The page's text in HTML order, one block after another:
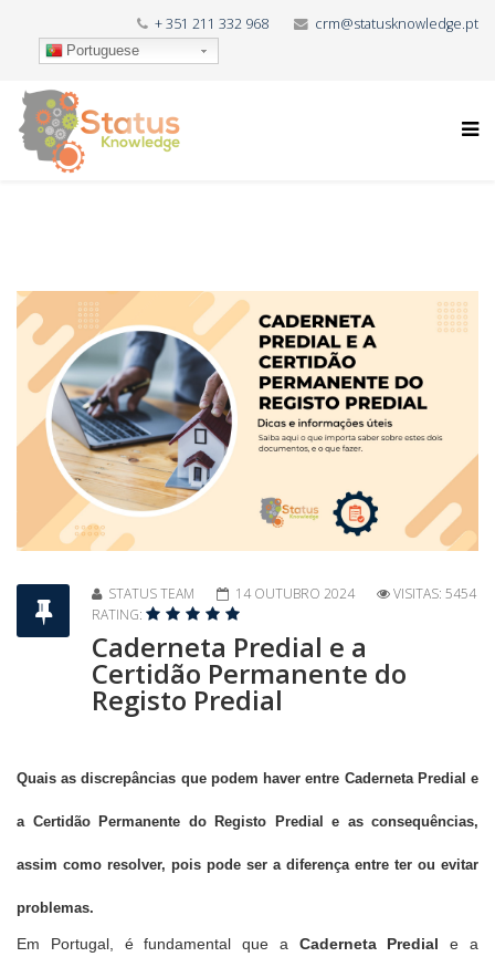
+ 351 211 332 968 crm@statusknowledge.pt
Portuguese
STATUS TEAM 14 OUTUBRO 2024
VISITAS: 5454
RATING:
Caderneta Predial e a
Certidão Permanente do
Registo Predial
Quais as d iscrepâncias que podem haver entre Caderneta Predial e
a Certidão Permanente do Registo Predial e as consequências,
assim como resolver, pois pode ser a diferença entre ter ou evitar
problemas.
Em Portugal, é fundamental que a Caderneta Predial e a